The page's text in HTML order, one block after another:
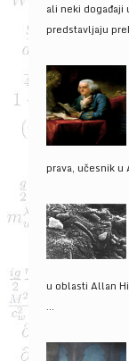
ali neki događaji
predstavljaju
prava, učesnik u
u oblasti Allan
...